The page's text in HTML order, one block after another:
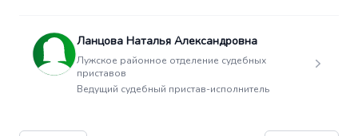
Ланцова Наталья Александровна
Лужское районное отделение судебных
приставов
Ведущий судебный пристав-исполнитель